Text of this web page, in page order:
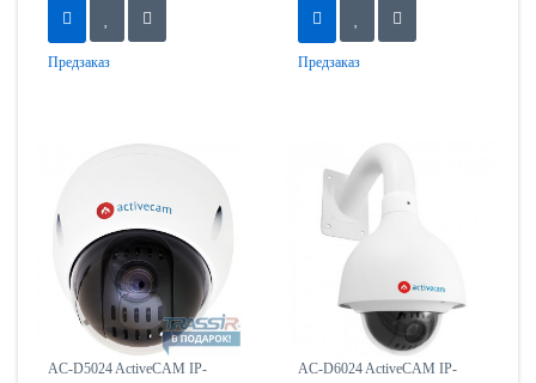
Предзаказ Предзаказ
AC-D5024 ActiveCAM IP-
AC-D6024 ActiveCAM IP-